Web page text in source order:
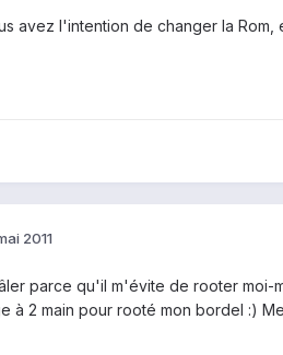
avez l'intention de changer la
2011
parce qu'il m'évite de rooter moi-
à 2 main pour rooté mon bordel :)